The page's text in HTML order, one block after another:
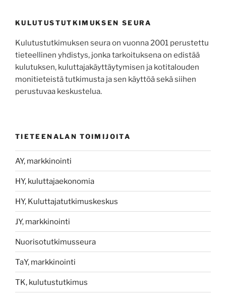
KULUTUSTUTKIMUKSEN SEURA
Kulutustutkimuksen seura on vuonna 2001 perustettu
tieteellinen yhdistys, jonka tarkoituksena on edistää
kulutuksen, kuluttajakäyttäytymisen ja kotitalouden
monitieteistä tutkimusta ja sen käyttöä sekä siihen
perustuvaa keskustelua.
TIETEENALAN TOIMIJOITA
AY, markkinointi
HY, kuluttajaekonomia
HY, Kuluttajatutkimuskeskus
JY, markkinointi
Nuorisotutkimusseura
TaY, markkinointi
TK, kulutustutkimus